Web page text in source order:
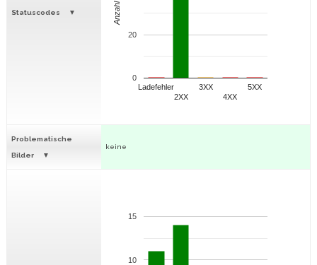
Statuscodes
Ladefehler
2XX
3XX
4XX
5XX
0
20
Anzahl
Problematische
Bilder
keine
10
15